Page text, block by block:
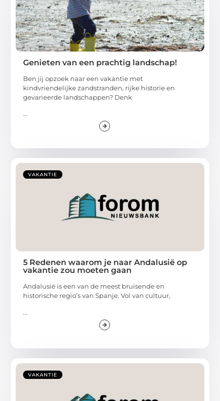
Genieten van een prachtig landschap!
Ben jij opzoek naar een vakantie met
kindvriendelijke zandstranden, rijke historie en
gevarieerde landschappen? Denk
...
VAKANTIE
5 Redenen waarom je naar Andalusië op
vakantie zou moeten gaan
Andalusië is een van de meest bruisende en
historische regio’s van Spanje. Vol van cultuur,
...
VAKANTIE